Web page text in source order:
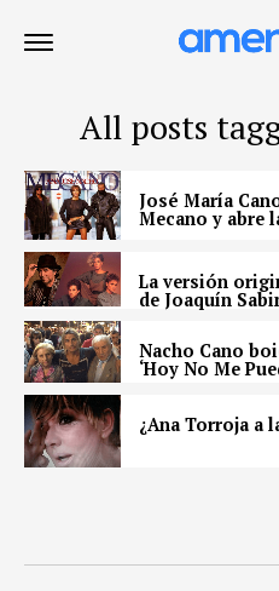
All posts
José María
Mecano y abre
La versión
de Joaquín
Nacho Cano
‘Hoy No Me
¿Ana Torroja a